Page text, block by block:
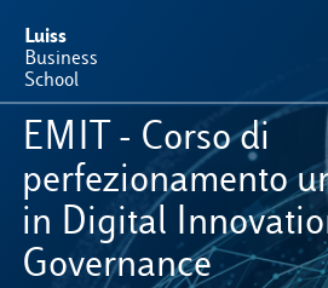
Luiss
Business
School
Offerta Formativa
Perché Luiss Business School
EMIT - Corso di
perfezionamento
in Digital
Governance